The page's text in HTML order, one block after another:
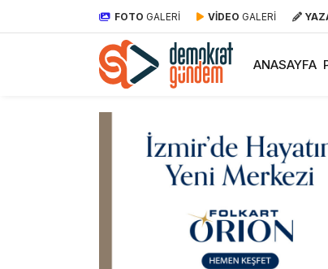
FOTO GALERİ VİDEO GALERİ
ANASAYFA